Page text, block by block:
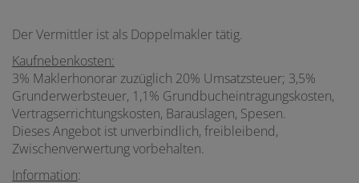
Der Vermittler ist als Doppelmakler tätig.
Kaufnebenkosten:
3% Maklerhonorar zuzüglich 20% Umsatzsteuer; 3,5%
Grunderwerbsteuer, 1,1% Grundbucheintragungskosten,
Vertragserrichtungskosten, Barauslagen, Spesen.
Dieses Angebot ist unverbindlich, freibleibend,
Zwischenverwertung vorbehalten.
Information: